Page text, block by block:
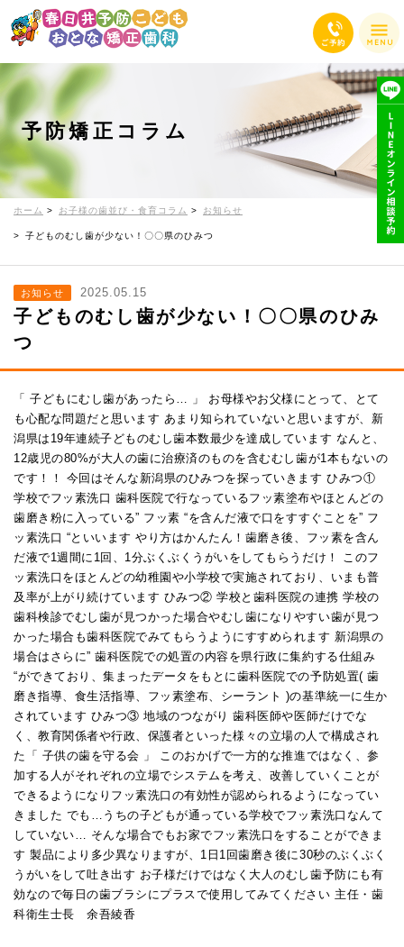
予防矯正コラム
ホーム お子様の歯並び・食育コラム お知らせ
子どものむし歯が少ない！〇〇県のひみつ
お知らせ 2025.05.15
子どものむし歯が少ない！〇〇県のひみ
つ
「 子どもにむし歯があったら… 」 お母様やお父様にとって、とて
も心配な問題だと思います あまり知られていないと思いますが、新
潟県は19年連続子どものむし歯本数最少を達成しています なんと、
12歳児の80%が大人の歯に治療済のものを含むむし歯が1本もないの
です！！ 今回はそんな新潟県のひみつを探っていきます ひみつ①
学校でフッ素洗口 歯科医院で行なっているフッ素塗布やほとんどの
歯磨き粉に入っている” フッ素 “を含んだ液で口をすすぐことを” フ
ッ素洗口 “といいます やり方はかんたん！歯磨き後、フッ素を含ん
だ液で1週間に1回、1分ぶくぶくうがいをしてもらうだけ！ このフ
ッ素洗口をほとんどの幼稚園や小学校で実施されており、いまも普
及率が上がり続けています ひみつ② 学校と歯科医院の連携 学校の
歯科検診でむし歯が見つかった場合やむし歯になりやすい歯が見つ
かった場合も歯科医院でみてもらうようにすすめられます 新潟県の
場合はさらに” 歯科医院での処置の内容を県行政に集約する仕組み
“ができており、集まったデータをもとに歯科医院での予防処置( 歯
磨き指導、食生活指導、フッ素塗布、シーラント )の基準統一に生か
されています ひみつ③ 地域のつながり 歯科医師や医師だけでな
く、教育関係者や行政、保護者といった様々の立場の人で構成され
た「 子供の歯を守る会 」 このおかげで一方的な推進ではなく、参
加する人がそれぞれの立場でシステムを考え、改善していくことが
できるようになりフッ素洗口の有効性が認められるようになってい
きました でも…うちの子どもが通っている学校でフッ素洗口なんて
していない… そんな場合でもお家でフッ素洗口をすることができま
す 製品により多少異なりますが、1日1回歯磨き後に30秒のぶくぶく
うがいをして吐き出す お子様だけではなく大人のむし歯予防にも有
効なので毎日の歯ブラシにプラスで使用してみてください 主任・歯
科衛生士長 余吾綾香